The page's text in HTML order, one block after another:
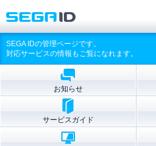
SEGA IDの管理ページです。
対応サービスの情報もご覧になれます。
お知らせ
サービスガイド